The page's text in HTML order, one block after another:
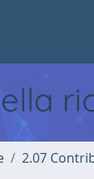
2.07